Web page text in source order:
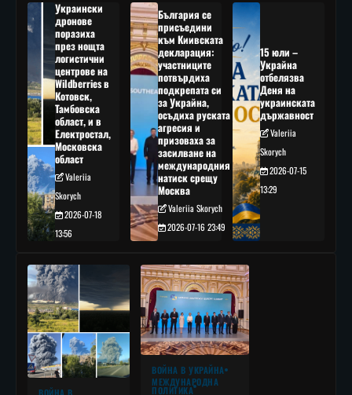
Украински
дронове
поразиха
през нощта
логистични
центрове на
Wildberries в
Котовск,
Тамбовска
област, и в
Електростал,
Московска
област
Valeriia
Skorych
2026-07-18
13:56
България се
присъедини
към Киивската
декларация:
участниците
потвърдиха
подкрепата си
за Украйна,
осъдиха руската
агресия и
призоваха за
засилване на
международния
натиск срещу
Москва
Valeriia Skorych
2026-07-16 23:49
15 юли –
Украйна
отбелязва
Деня на
украинската
държавност
Valeriia
Skorych
2026-07-15
13:29
ВОЙНА В УКРАЙНА
МЕЖДУНАРОДНА
ПОЛИТИКА